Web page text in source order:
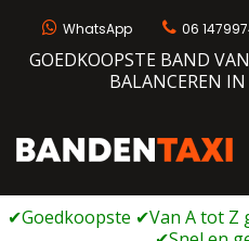
WhatsApp 06
GOEDKOOPSTE BAND
BALANCEREN